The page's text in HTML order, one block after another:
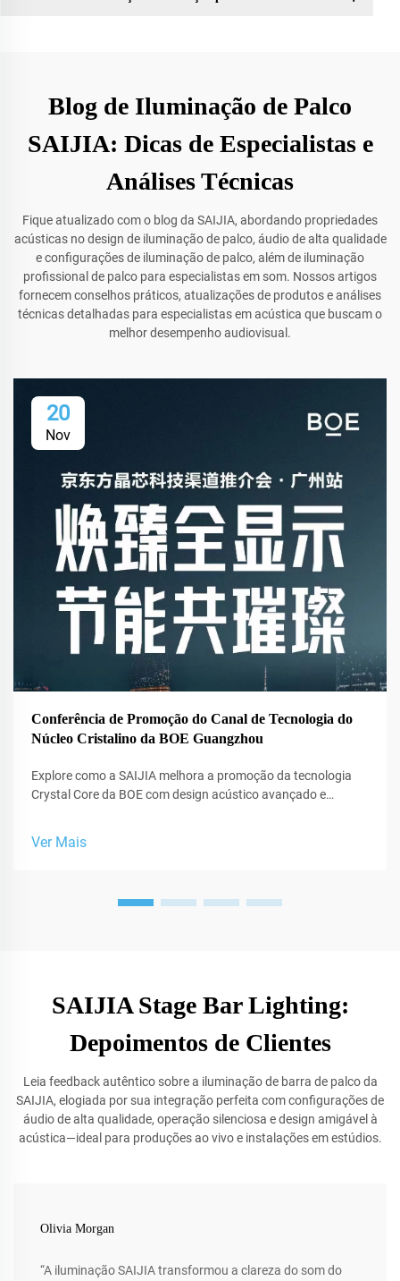
Blog de Iluminação de Palco
SAIJIA: Dicas de Especialistas e
Análises Técnicas
Fique atualizado com o blog da SAIJIA, abordando propriedades
acústicas no design de iluminação de palco, áudio de alta qualidade
e configurações de iluminação de palco, além de iluminação
profissional de palco para especialistas em som. Nossos artigos
fornecem conselhos práticos, atualizações de produtos e análises
técnicas detalhadas para especialistas em acústica que buscam o
melhor desempenho audiovisual.
20
Nov
Conferência de Promoção do Canal de Tecnologia do
Núcleo Cristalino da BOE Guangzhou
Explore como a SAIJIA melhora a promoção da tecnologia
Crystal Core da BOE com design acústico avançado e
Ver Mais
SAIJIA Stage Bar Lighting:
Depoimentos de Clientes
Leia feedback autêntico sobre a iluminação de barra de palco da
SAIJIA, elogiada por sua integração perfeita com configurações de
áudio de alta qualidade, operação silenciosa e design amigável à
acústica—ideal para produções ao vivo e instalações em estúdios.
Olivia Morgan
“A iluminação SAIJIA transformou a clareza do som do